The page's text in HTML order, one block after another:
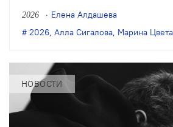
постановки —
для неё сочинение
«Поэмой конца» Марины
2026
Елена Алдашева
2026, Алла Сигалова, Марина
НОВОСТИ